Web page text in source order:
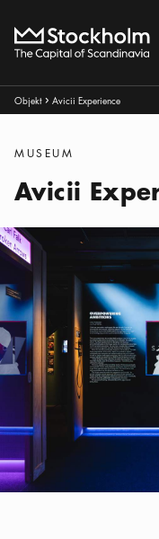
Hem
Brödsmulor:
ObjektPul ikon
Avicii Experience
Kategorier
MUSEUM
Avicii